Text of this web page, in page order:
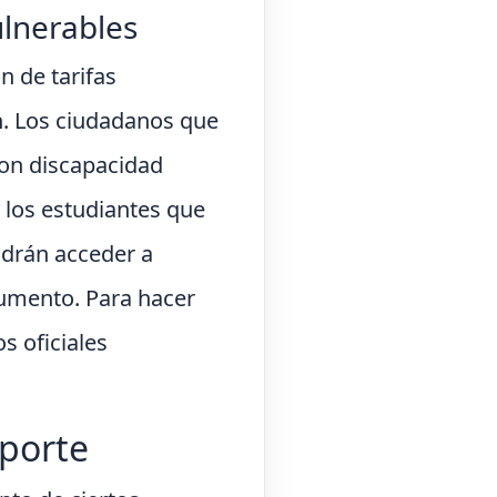
de tarifas
Los ciudadanos que
discapacidad
estudiantes que
acceder a
Para hacer
oficiales